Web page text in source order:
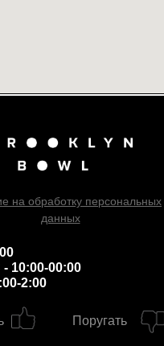
на обработку персональных
данных
Поругать
10:00-00:00
2:00